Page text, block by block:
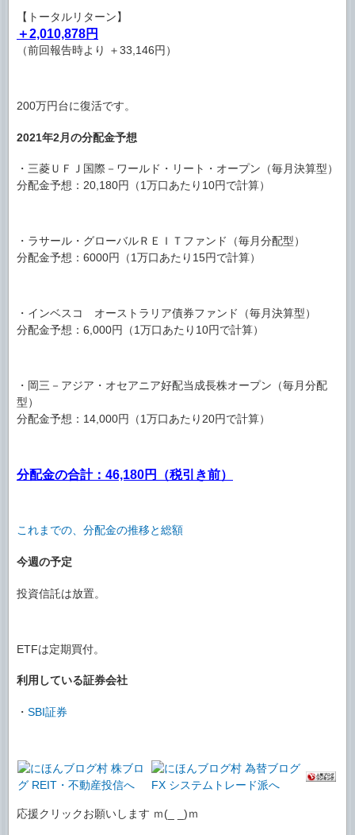
【トータルリターン】
＋2,010,878円
（前回報告時より ＋33,146円）
200万円台に復活です。
2021年2月の分配金予想
・三菱ＵＦＪ国際－ワールド・リート・オープン（毎月決算型）
分配金予想：20,180円（1万口あたり10円で計算）
・ラサール・グローバルＲＥＩＴファンド（毎月分配型）
分配金予想：6000円（1万口あたり15円で計算）
・インベスコ オーストラリア債券ファンド（毎月決算型）
分配金予想：6,000円（1万口あたり10円で計算）
・岡三－アジア・オセアニア好配当成長株オープン（毎月分配
型）
分配金予想：14,000円（1万口あたり20円で計算）
分配金の合計：46,180円（税引き前）
これまでの、分配金の推移と総額
今週の予定
投資信託は放置。
ETFは定期買付。
利用している証券会社
・ SBI証券
応援クリックお願いします ｍ(_ _)ｍ